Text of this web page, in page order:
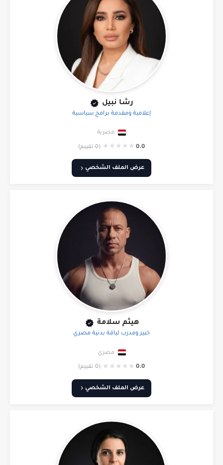
رشا نبيل
إعلامية ومقدمة برامج سياسية
مصرية
0.0
★
★
★
★
★ (0 تقييم)
عرض الملف الشخصي
هيثم سلامة
خبير ومدرب لياقة بدنية مصري
مصري
0.0
★
★
★
★
★ (0 تقييم)
عرض الملف الشخصي